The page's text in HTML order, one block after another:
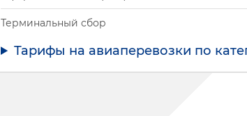
Терминальный сбор
Тарифы на авиаперевозки по